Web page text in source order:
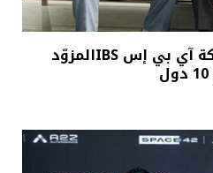
السعودية تقود نمو شركة آي بي إس IBSالمزوّد